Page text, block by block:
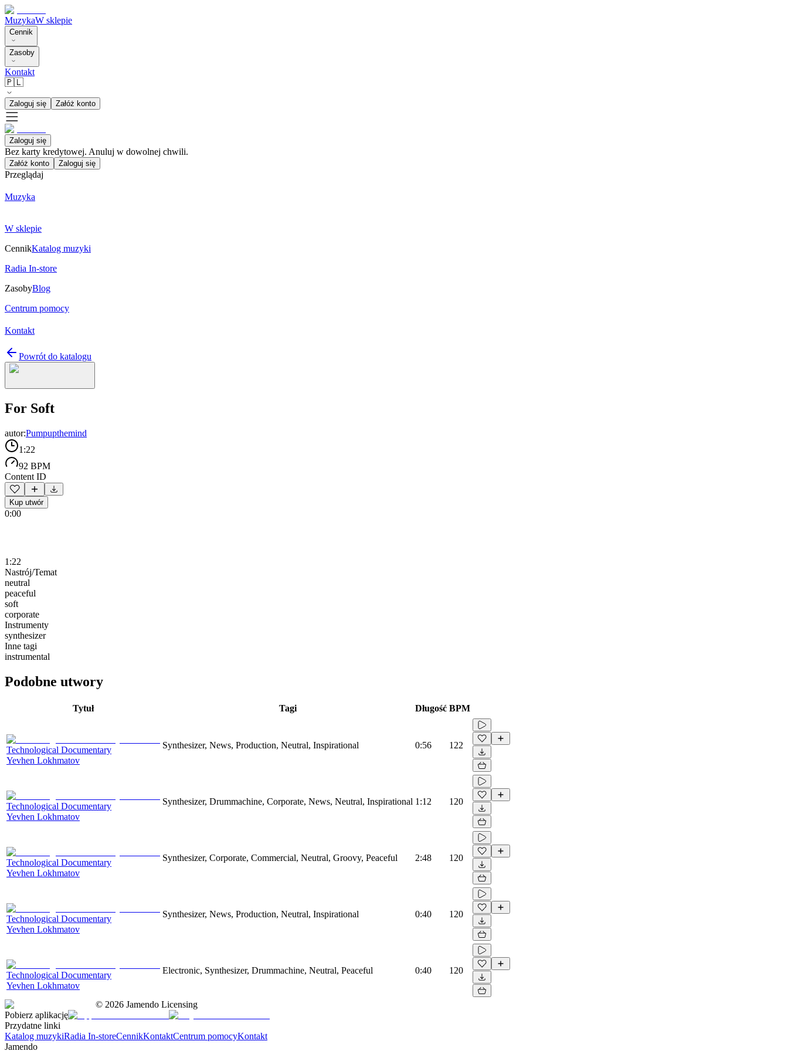
MuzykaW sklepie
Cennik
Zasoby
Kontakt
🇵🇱
Zaloguj się Załóż konto
Zaloguj się
Bez karty kredytowej. Anuluj w dowolnej chwili.
Załóż konto Zaloguj się
Przeglądaj
Muzyka
W sklepie
CennikKatalog muzyki
Radia In-store
ZasobyBlog
Centrum pomocy
Kontakt
Powrót do katalogu
For Soft
autor:Pumpupthemind
1:22
92 BPM
Content ID
Kup utwór
0:00
1:22
Nastrój/Temat
neutral
peaceful
soft
corporate
Instrumenty
synthesizer
Inne tagi
instrumental
Podobne utwory
Tytuł Tagi Długość BPM
Technological Documentary
Yevhen Lokhmatov
Synthesizer, News, Production, Neutral, Inspirational 0:56 122
Technological Documentary
Yevhen Lokhmatov
Synthesizer, Drummachine, Corporate, News, Neutral, Inspirational 1:12 120
Technological Documentary
Yevhen Lokhmatov
Synthesizer, Corporate, Commercial, Neutral, Groovy, Peaceful 2:48 120
Technological Documentary
Yevhen Lokhmatov
Synthesizer, News, Production, Neutral, Inspirational 0:40 120
Technological Documentary
Yevhen Lokhmatov
Electronic, Synthesizer, Drummachine, Neutral, Peaceful 0:40 120
© 2026 Jamendo Licensing
Pobierz aplikację
Przydatne linki
Katalog muzykiRadia In-storeCennikKontaktCentrum pomocyKontakt
Jamendo